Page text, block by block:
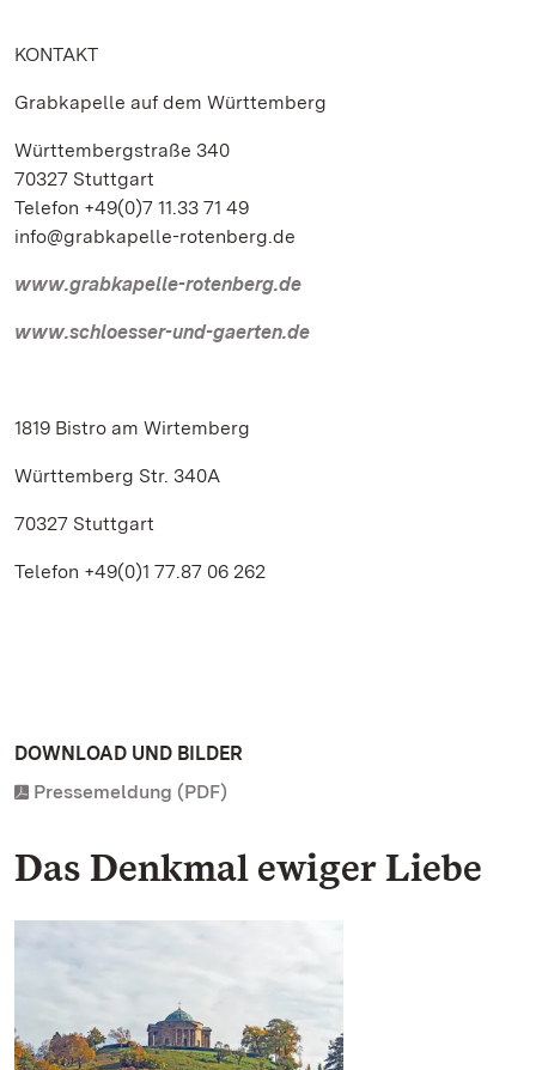
KONTAKT
Grabkapelle auf dem Württemberg
Württembergstraße 340
70327 Stuttgart
Telefon +49(0)7 11.33 71 49
info@grabkapelle-rotenberg.de
www.grabkapelle-rotenberg.de
www.schloesser-und-gaerten.de
1819 Bistro am Wirtemberg
Württemberg Str. 340A
70327 Stuttgart
Telefon +49(0)1 77.87 06 262
DOWNLOAD UND BILDER
Pressemeldung (PDF)
Das Denkmal ewiger Liebe